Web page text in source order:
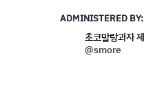
ADMINISTERED BY:
@smore